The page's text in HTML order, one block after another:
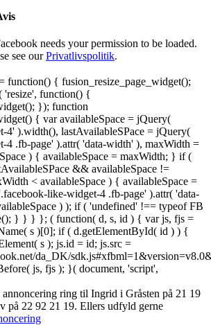
needs your permission to be loaded.
see ourPrivatlivspolitik.
function() { fusion_resize_page_widget();
function() {
}); function
{ var availableSpace = jQuery(
4' ).width(), lastAvailableSPace = jQuery(
4 .fb-page' ).attr( 'data-width' ), maxWidth =
) { availableSpace = maxWidth; } if (
&& availableSpace !=
< availableSpace ) { availableSpace =
like-widget-4 .fb-page' ).attr( 'data-
) ); if ( 'undefined' !== typeof FB
} } } }; ( function( d, s, id ) { var js, fjs =
s )[0]; if ( d.getElementById( id ) ) {
s ); js.id = id; js.src =
da_DK/
js, fjs ); }( document, 'script',
ring til Ingrid i Gråsten på 21 19
på 22 92 21 19‬. Ellers udfyld gerne